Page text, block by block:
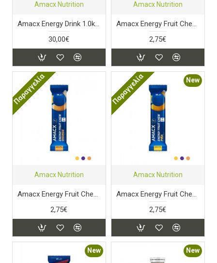
Amacx Nutrition
Amacx Energy Drink 1.0kg Lemon
30,00€
Amacx Nutrition
Amacx Energy Fruit Chew Cassis
2,75€
Παραγγελία
Amacx Nutrition
Amacx Energy Fruit Chew Orange
2,75€
New
Παραγγελία
Amacx Nutrition
Amacx Energy Fruit Chew Pina
2,75€
New New